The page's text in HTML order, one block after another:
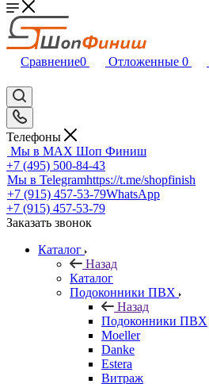
Сравнение0 Отложенные 0
Телефоны
Мы в MAX Шоп Финиш
+7 (495) 500-84-43
Мы в Telegramhttps://t.me/shopfinish
+7 (915) 457-53-79WhatsApp
+7 (915) 457-53-79
Заказать звонок
Каталог
Назад
Каталог
Подоконники ПВХ
Назад
Подоконники ПВХ
Moeller
Danke
Estera
Витраж